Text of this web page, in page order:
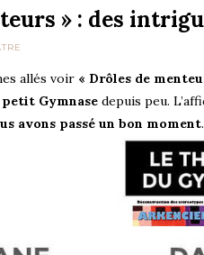
» : des
allés voir « Drôles de
Gymnase depuis peu.
avons passé un bon moment.